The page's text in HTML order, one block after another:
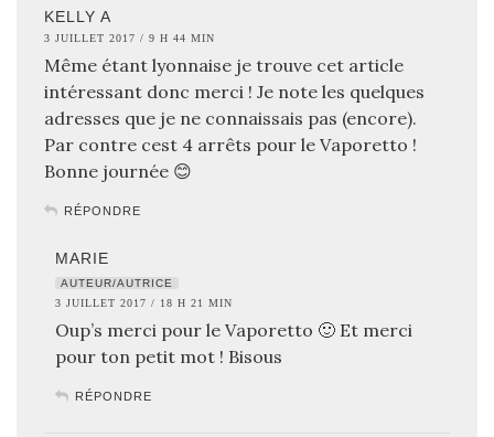
KELLY A
3 JUILLET 2017 / 9 H 44 MIN
Même étant lyonnaise je trouve cet article
intéressant donc merci ! Je note les quelques
adresses que je ne connaissais pas (encore).
Par contre cest 4 arrêts pour le Vaporetto !
Bonne journée 😊
RÉPONDRE
MARIE
AUTEUR/AUTRICE
3 JUILLET 2017 / 18 H 21 MIN
Oup’s merci pour le Vaporetto 🙂 Et merci
pour ton petit mot ! Bisous
RÉPONDRE